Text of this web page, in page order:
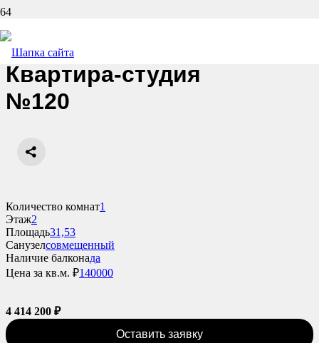
Назад
Квартира-студия
№120
Количество комнат1
Этаж2
Площадь31,53
Санузелсовмещенный
Наличие балконада
Цена за кв.м. ₽140000
4 414 200 ₽
Оставить заявку